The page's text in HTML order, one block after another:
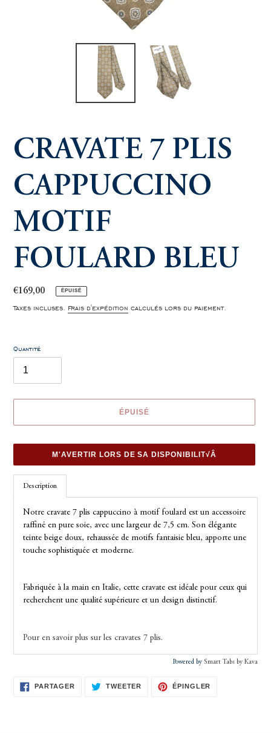
CRAVATE 7 PLIS
CAPPUCCINO
MOTIF
FOULARD BLEU
Prix
normal
€169,00 ÉPUISÉ
Taxes incluses. Frais d'expédition calculés lors du paiement.
Quantité
ÉPUISÉ
M'AVERTIR LORS DE SA DISPONIBILIT√Â
Ajout
d'un
votre
panier
Description
Notre cravate 7 plis cappuccino à motif foulard est un accessoire
raffiné en pure soie, avec une largeur de 7,5 cm. Son élégante
teinte beige doux, rehaussée de motifs fantaisie bleu, apporte une
touche sophistiquée et moderne.
Fabriquée à la main en Italie, cette cravate est idéale pour ceux qui
recherchent une qualité supérieure et un design distinctif.
Pour en savoir plus sur les cravates 7 plis.
Powered by Smart Tabs by Kava
PARTAGER PARTAGERTWEETER TWEETERÉPINGLER